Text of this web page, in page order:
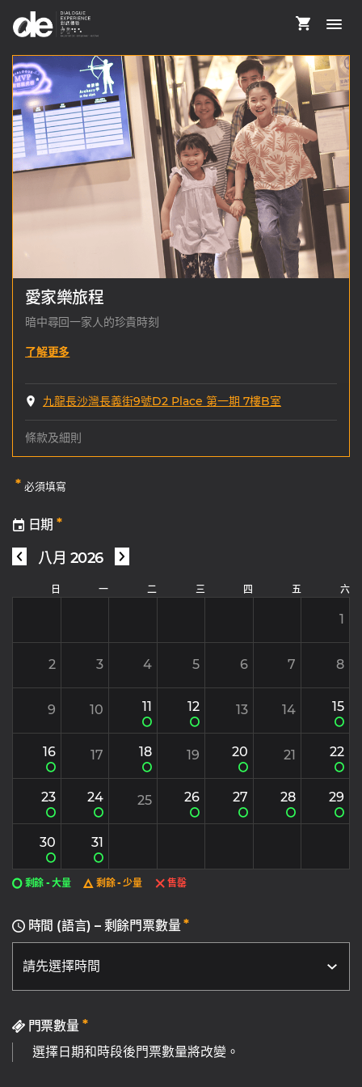
愛家樂旅程
暗中尋回一家人的珍貴時刻
了解更多
九龍長沙灣長義街9號D2 Place 第一期 7樓B室
條款及細則
* 必須填寫
日期*
八月 2026
日 一 二 三 四 五 六
1
2 3 4 5 6 7 8
9 10 11 12 13 14 15
16 17 18 19 20 21 22
23 24 25 26 27 28 29
30 31
剩餘 - 大量 剩餘 - 少量 售罄
時間 (語言) – 剩餘門票數量*
門票數量 *
選擇日期和時段後門票數量將改變。